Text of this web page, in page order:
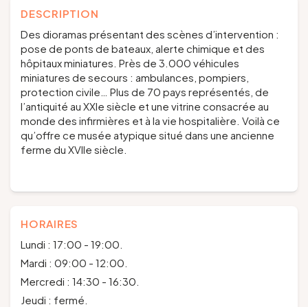
DESCRIPTION
Des dioramas présentant des scènes d’intervention :
pose de ponts de bateaux, alerte chimique et des
hôpitaux miniatures. Près de 3.000 véhicules
miniatures de secours : ambulances, pompiers,
protection civile… Plus de 70 pays représentés, de
l’antiquité au XXIe siècle et une vitrine consacrée au
monde des infirmières et à la vie hospitalière. Voilà ce
qu’offre ce musée atypique situé dans une ancienne
ferme du XVIIe siècle.
HORAIRES
Lundi : 17:00 - 19:00.
Mardi : 09:00 - 12:00.
Mercredi : 14:30 - 16:30.
Jeudi : fermé.